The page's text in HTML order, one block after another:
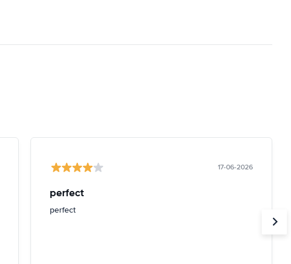
17-06-2026
perfect
perfect